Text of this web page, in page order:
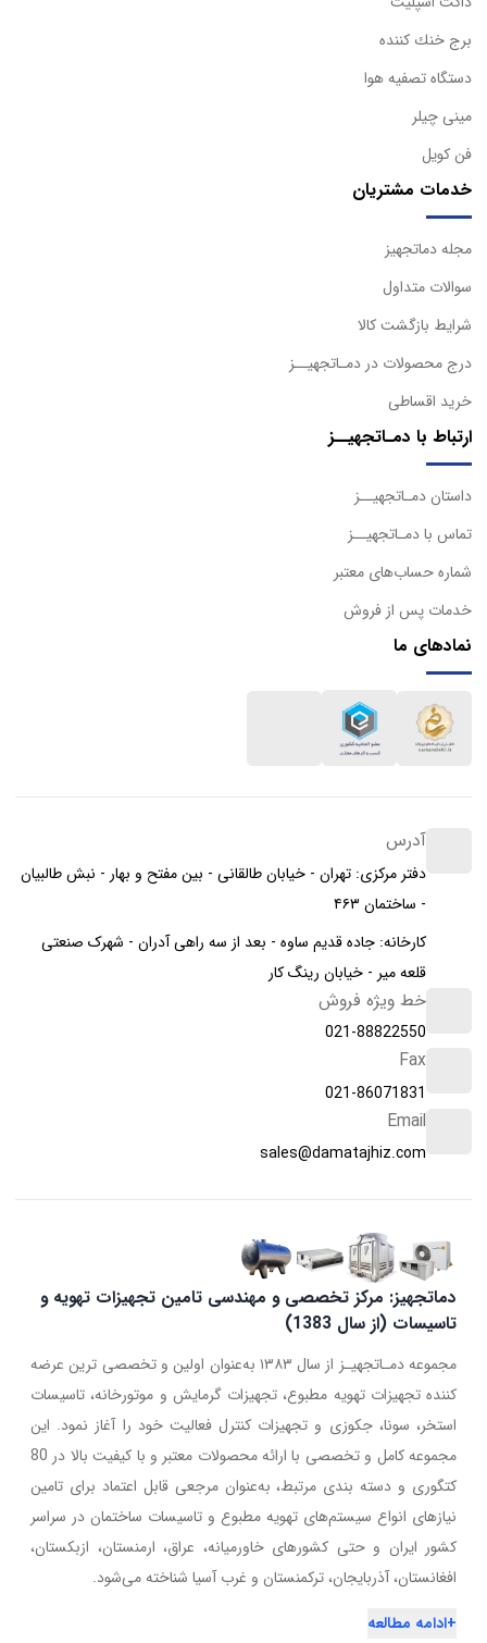
برج خنك كننده
دستگاه تصفيه هوا
مینی چیلر
فن کویل
خدمات مشتریان
مجله دماتجهیز
سوالات متداول
شرایط بازگشت کالا
درج محصولات در دمـاتجهیــز
خرید اقساطی
ارتباط با دمـاتجهیــز
داستان دمـاتجهیــز
تماس با دمـاتجهیــز
شماره حساب‌های معتبر
خدمات پس از فروش
نمادهای ما
آدرس
دفتر مرکزی: تهران - خیابان طالقانی - بین مفتح و بهار - نبش طالبیان
- ساختمان ۴۶۳
کارخانه: جاده قدیم ساوه - بعد از سه راهی آدران - شهرک صنعتی
قلعه میر - خیابان رینگ کار
خط ویژه فروش
021-88822550
Fax
021-86071831
Email
sales@damatajhiz.com
دماتجهیز: مرکز تخصصی و مهندسی تامین تجهیزات تهویه و
تاسیسات (از سال 1383)
مجموعه دمـاتجهیـز از سال ۱۳۸۳ به‌عنوان اولین و تخصصی ترین عرضه
کننده تجهیزات تهویه مطبوع، تجهیزات گرمایش و موتورخانه، تاسیسات
استخر، سونا، جکوزی و تجهیزات کنترل فعالیت خود را آغاز نمود. این
مجموعه کامل و تخصصی با ارائه محصولات معتبر و با کیفیت بالا در 80
کتگوری و دسته بندی مرتبط، به‌عنوان مرجعی قابل اعتماد برای تامین
نیازهای انواع سیستم‌های تهویه مطبوع و تاسیسات ساختمان در سراسر
کشور ایران و حتی کشورهای خاورمیانه، عراق، ارمنستان، ازبکستان،
افغانستان، آذربایجان، ترکمنستان و غرب آسیا شناخته می‌شود.
+ادامه مطالعه